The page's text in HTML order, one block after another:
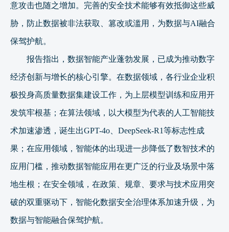
意攻击也随之增加。完善的安全技术能够有效抵御这些威
胁，防止数据被非法获取、篡改或滥用，为数据与AI融合
保驾护航。
报告指出，数据智能产业蓬勃发展，已成为推动数字
经济创新与增长的核心引擎。在数据领域，各行业企业积
极投身高质量数据集建设工作，为上层模型训练和应用开
发筑牢根基；在算法领域，以大模型为代表的人工智能技
术加速渗透，诞生出GPT-4o、DeepSeek-R1等标志性成
果；在应用领域，智能体的出现进一步降低了数智技术的
应用门槛，推动数据智能应用在更广泛的行业及场景中落
地生根；在安全领域，在政策、规章、要求与技术应用突
破的双重驱动下，智能化数据安全治理体系加速升级，为
数据与智能融合保驾护航。